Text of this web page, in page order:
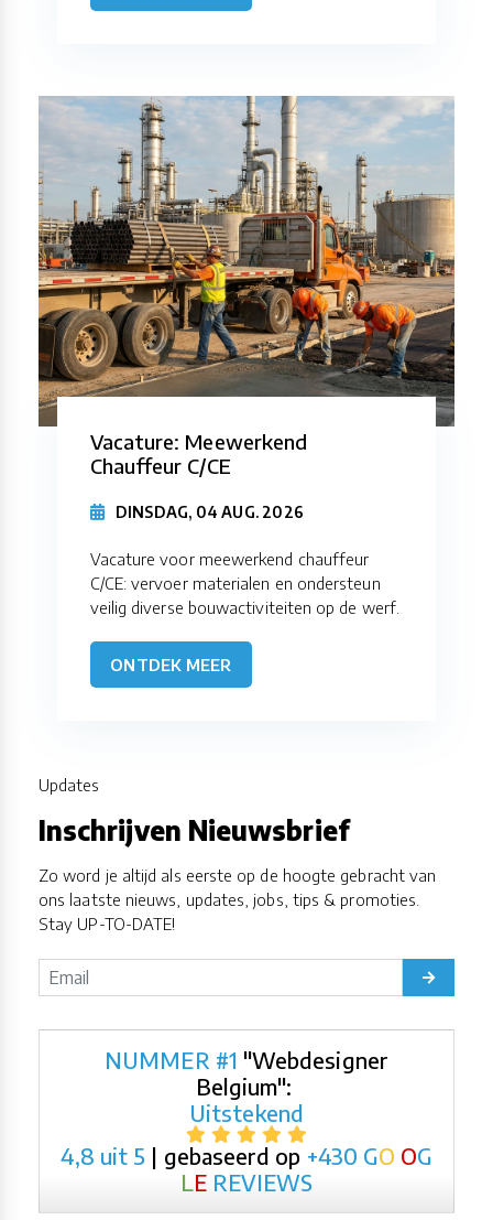
Vacature: Meewerkend
Chauffeur C/CE
DINSDAG, 04 AUG. 2026
Vacature voor meewerkend chauffeur
C/CE: vervoer materialen en ondersteun
veilig diverse bouwactiviteiten op de werf.
ONTDEK MEER
Updates
Inschrijven Nieuwsbrief
Zo word je altijd als eerste op de hoogte gebracht van
ons laatste nieuws, updates, jobs, tips & promoties.
Stay UP-TO-DATE!
NUMMER #1 "Webdesigner
Belgium":
Uitstekend
4,8 uit 5 | gebaseerd op +430 GO OG
L E REVIEWS